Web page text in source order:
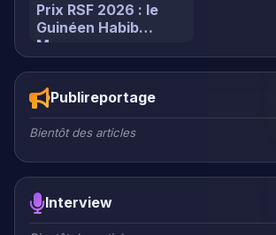
Publireportage
Bientôt des articles
Interview
Économie